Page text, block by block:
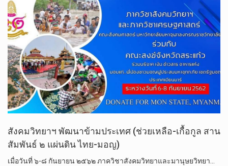
สังคมวิทยาฯ พัฒนาข้ามประเทศ (ช่วยเหลือ-เกื้อกูล สาน
สัมพันธ์ ๒ แผ่นดิน ไทย-มอญ)
เมื่อวันที่ ๖-๘ กันยายน ๒๕๖๒ ภาควิชาสังคมวิทยาและมานุษยวิทยา…